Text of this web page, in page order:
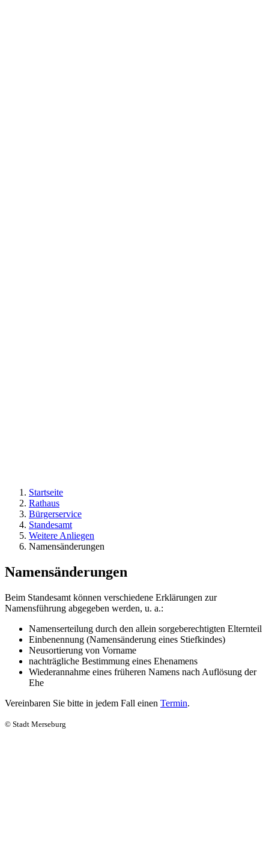
Startseite
Rathaus
Bürgerservice
Standesamt
Weitere Anliegen
Namensänderungen
Namensänderungen
Beim Standesamt können verschiedene Erklärungen zur
Namensführung abgegeben werden, u. a.:
Namenserteilung durch den allein sorgeberechtigten Elternteil
Einbenennung (Namensänderung eines Stiefkindes)
Neusortierung von Vorname
nachträgliche Bestimmung eines Ehenamens
Wiederannahme eines früheren Namens nach Auflösung der
Ehe
Vereinbaren Sie bitte in jedem Fall einen Termin.
© Stadt Merseburg